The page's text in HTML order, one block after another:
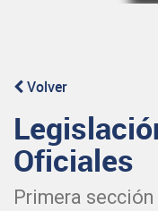
Volver
Oficiales
Primera sección